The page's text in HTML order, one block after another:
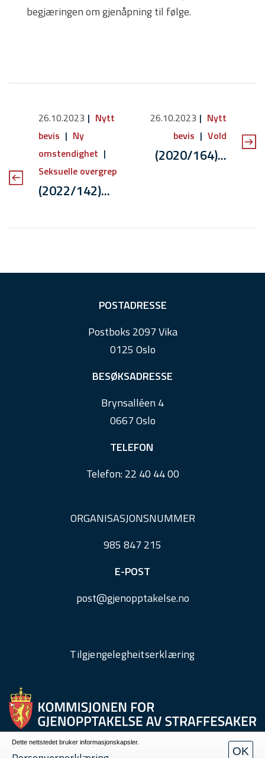
begjæringen om gjenåpning til følge.
26.10.2023
Nytt
bevis
Ny
omstendighet
Seksuelle overgrep
(2022/142)...
26.10.2023
Nytt
bevis
Vold
(2020/164)...
POSTADRESSE
Postboks 2097 Vika
0125 Oslo
BESØKSADRESSE
Brynsalléen 4
0667 Oslo
TELEFON
Telefon:22 40 44 00
ORGANISASJONSNUMMER
985 847 215
E-POST
post@gjenopptakelse.no
Tilgjengelegheitserklæring
Dette nettstedet bruker informasjonskapsler.
OK